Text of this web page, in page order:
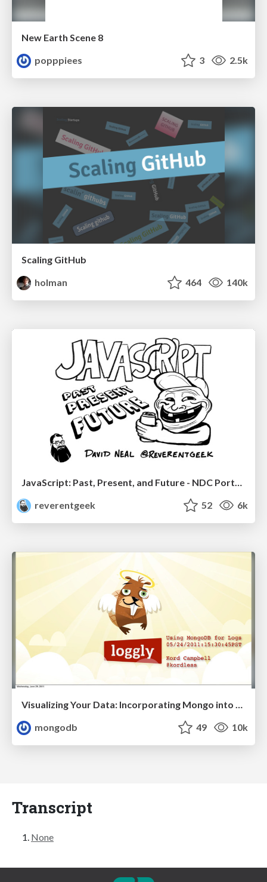
New Earth Scene 8
popppiees
3 2.5k
Scaling GitHub
holman
464 140k
reverentgeek
52 6k
Visualizing Your Data: Incorporating Mongo into Loggly Infrastructure
mongodb
49 10k
Transcript
None